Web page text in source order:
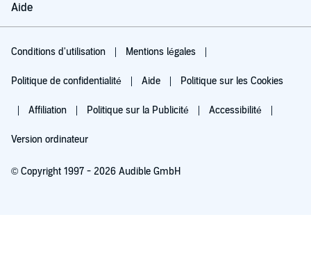
Aide
Conditions d'utilisation Mentions légales
Politique de confidentialité Aide Politique sur les Cookies
Affiliation Politique sur la Publicité Accessibilité
Version ordinateur
© Copyright 1997 - 2026 Audible GmbH